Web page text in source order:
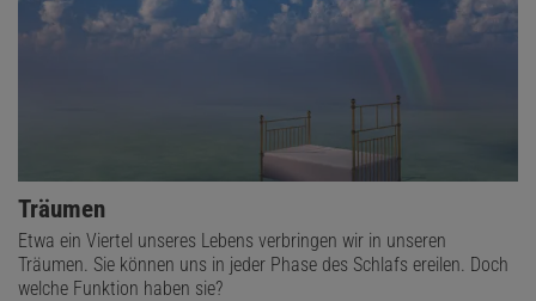
Träumen
Etwa ein Viertel unseres Lebens verbringen wir in unseren
Träumen. Sie können uns in jeder Phase des Schlafs ereilen. Doch
welche Funktion haben sie?